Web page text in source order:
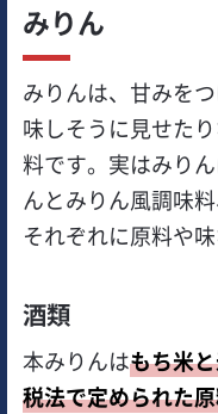
みりん
みりんは、甘みを
味しそうに見せた
料です。実はみり
んとみりん風調味
それぞれに原料や
酒類
本みりんはもち米
税法で定められた